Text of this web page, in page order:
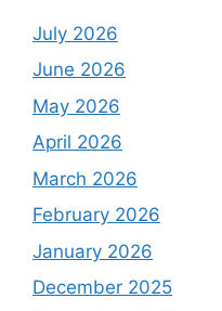
July 2026
June 2026
May 2026
April 2026
March 2026
February 2026
January 2026
December 2025